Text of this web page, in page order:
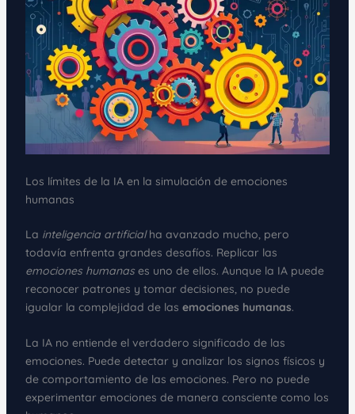
Los límites de la IA en la simulación de emociones
humanas
La inteligencia artificialha avanzado mucho, pero
todavía enfrenta grandes desafíos. Replicar las
emociones humanases uno de ellos. Aunque la IA puede
reconocer patrones y tomar decisiones, no puede
igualar la complejidad de las emociones humanas.
La IA no entiende el verdadero significado de las
emociones. Puede detectar y analizar los signos físicos y
de comportamiento de las emociones. Pero no puede
experimentar emociones de manera consciente como los